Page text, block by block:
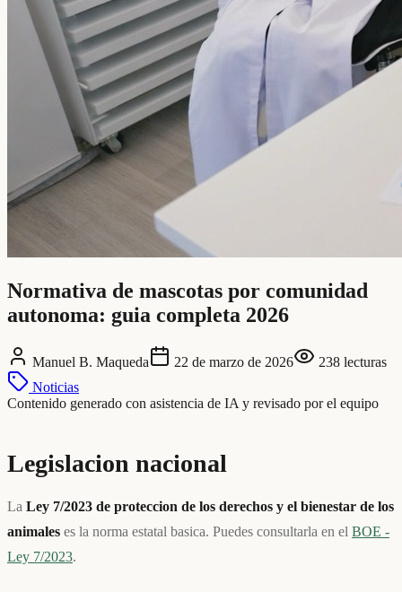
Normativa de mascotas por comunidad
autonoma: guia completa 2026
Manuel B. Maqueda 22 de marzo de 2026 238 lecturas
Noticias
Contenido generado con asistencia de IA y revisado por el equipo
Legislacion nacional
La Ley 7/2023 de proteccion de los derechos y el bienestar de los
animales es la norma estatal basica. Puedes consultarla en el BOE -
Ley 7/2023.